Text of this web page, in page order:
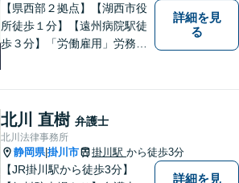
【県西部２拠点】【湖西市役
所徒歩１分】【遠州病院駅徒
歩３分】「労働雇用」労務関
すべてお任せください／「交
通事故」損害賠償額を増額！
【夜間休日対応】【電話相
談】
詳細を見
る
北川 直樹 弁護士
北川法律事務所
静岡県|掛川市 掛川駅 から徒歩3分
【JR掛川駅から徒歩3分】
詳細を見